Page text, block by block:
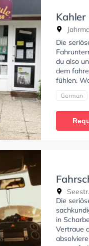
Kahler
Die
du also
dem
fühlen.
German
Die
in
Vertraue